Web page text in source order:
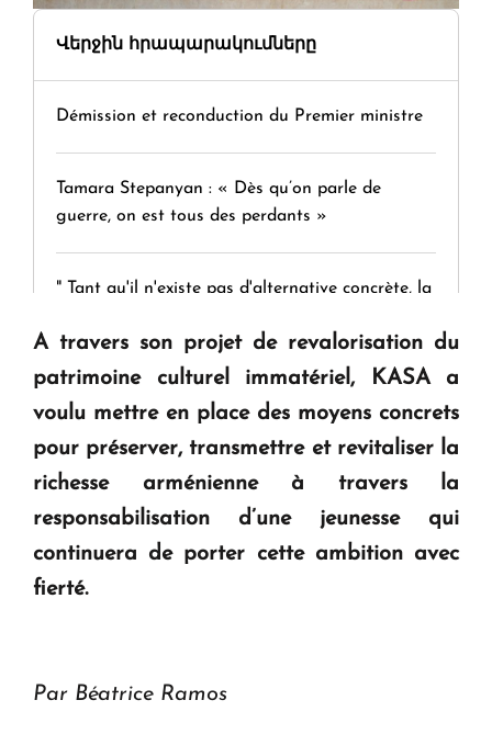
Վերջին հրապարակումները
Démission et reconduction du Premier ministre
Tamara Stepanyan : « Dès qu’on parle de
guerre, on est tous des perdants »
" Tant qu'il n'existe pas d'alternative concrète, la
KASA : 30 ans d'audace, de résilience et d'avenir
en Arménie
Le premier hôtel Hyatt Regency d'Arménie
ouvrira ses portes à Dilijan
A travers son projet de revalorisation du
patrimoine culturel immatériel, KASA a
voulu mettre en place des moyens concrets
pour préserver, transmettre et revitaliser la
richesse arménienne à travers la
responsabilisation d’une jeunesse qui
continuera de porter cette ambition avec
fierté.
Par Béatrice Ramos